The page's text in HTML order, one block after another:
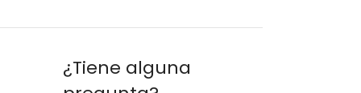
¿Tiene alguna